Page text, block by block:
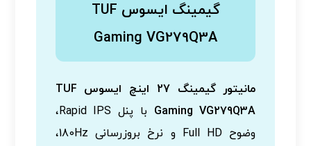
گیمینگ ایسوس TUF
Gaming VG279Q3A
مانیتور گیمینگ 27 اینچ ایسوس TUF
Gaming VG279Q3A
با پنل Rapid IPS،
وضوح Full HD و نرخ بروزرسانی 180Hz،